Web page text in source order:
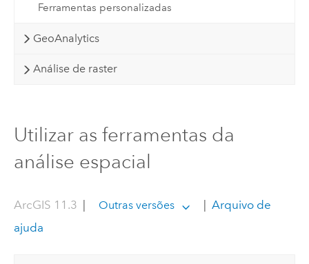
Ferramentas personalizadas
GeoAnalytics
Análise de raster
Utilizar as ferramentas da
análise espacial
ArcGIS 11.3 Outras versões
Arquivo de
ajuda